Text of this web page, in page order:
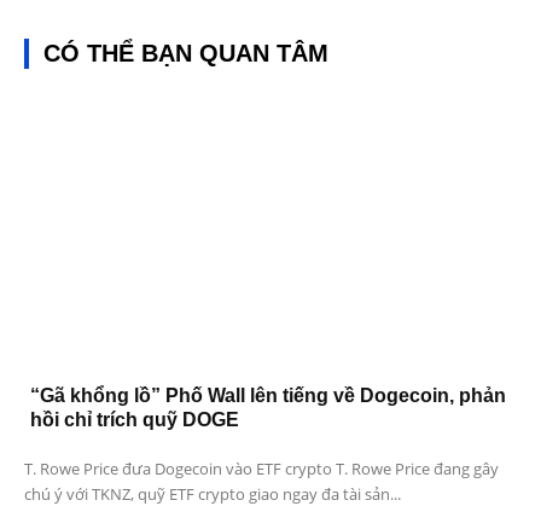
CÓ THỂ BẠN QUAN TÂM
“Gã khổng lồ” Phố Wall lên tiếng về Dogecoin, phản
hồi chỉ trích quỹ DOGE
T. Rowe Price đưa Dogecoin vào ETF crypto T. Rowe Price đang gây
chú ý với TKNZ, quỹ ETF crypto giao ngay đa tài sản...